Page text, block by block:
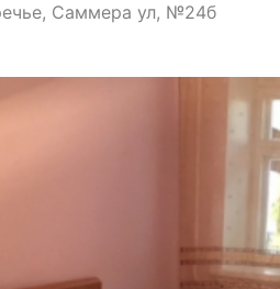
Саммера ул, №24б